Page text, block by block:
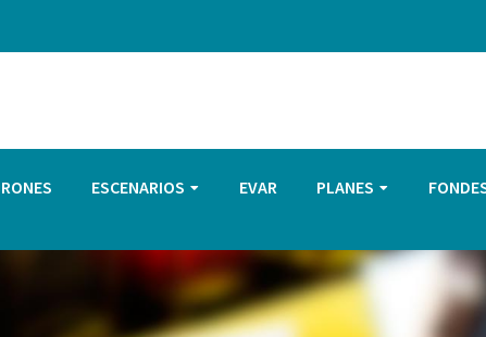
ESCENARIOS EVAR PLANES